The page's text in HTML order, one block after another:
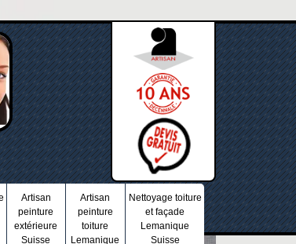
Artisan
peinture
extérieure
Suisse
Artisan
peinture
toiture
Lemanique
Nettoyage toiture
et façade
Lemanique
Suisse